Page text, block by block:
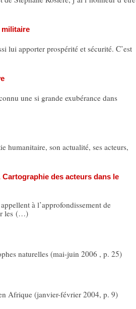
militaire
lui apporter prospérité et sécurité. C’est
une si grande exubérance dans
humanitaire, son actualité, ses acteurs,
des acteurs dans le
à l’approfondissement de
les (…)
naturelles (mai-juin 2006 , p. 25)
Afrique (janvier-février 2004, p. 9)